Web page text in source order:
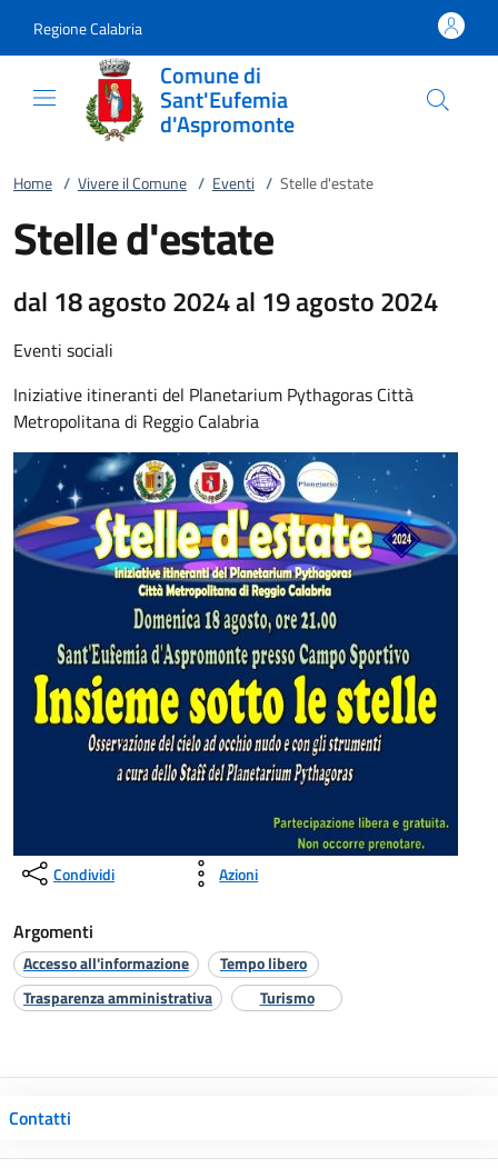
Regione Calabria
Comune di
Sant'Eufemia
d'Aspromonte
Home / Vivere il Comune / Eventi / Stelle d'estate
Stelle d'estate
dal 18 agosto 2024 al 19 agosto 2024
Eventi sociali
Iniziative itineranti del Planetarium Pythagoras Città
Metropolitana di Reggio Calabria
Condividi Azioni
Argomenti
Accesso all'informazione
Tempo libero
Trasparenza amministrativa
Turismo
Contatti